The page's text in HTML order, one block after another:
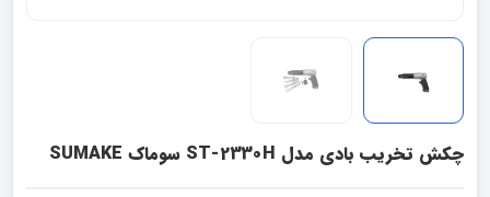
چکش تخریب بادی مدل ST-2330H سوماک SUMAKE